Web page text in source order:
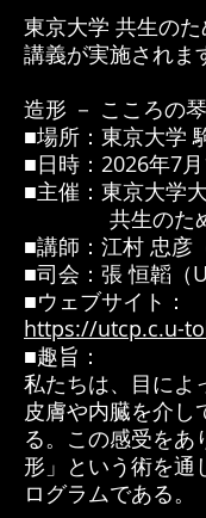
東京大学 共生の
講義が実施されま
造形 － こころの
■場所：東京大学
■日時：2026年7
■主催： 東京大学
共生のための
■講師：江村 忠彦
■司会：張 恒韜（
■ウェブサイト：
https://utcp.c.u-
■趣旨：
私たちは、目によ
皮膚や内臓を介し
る。この感受をあ
形」という術を通
ログラムである。